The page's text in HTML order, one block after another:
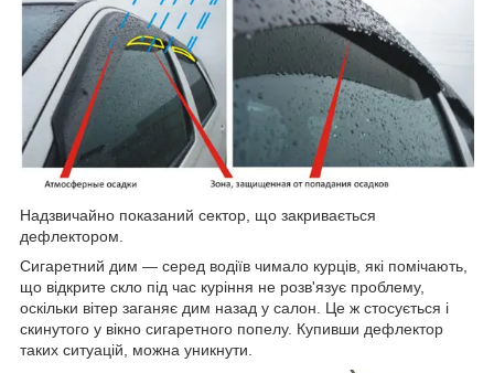
Надзвичайно показаний сектор, що закривається
дефлектором.
Сигаретний дим — серед водіїв чимало курців, які помічають,
що відкрите скло під час куріння не розв'язує проблему,
оскільки вітер заганяє дим назад у салон. Це ж стосується і
скинутого у вікно сигаретного попелу. Купивши дефлектор
таких ситуацій, можна уникнути.